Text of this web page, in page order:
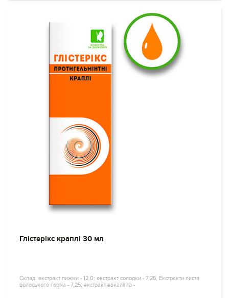
Глістерікс краплі 30 мл
Склад: екстракт пижми - 12,0; екстракт солодки - 7,25, Екстракти листя
волоського горіха - 7,25; екстракт евкаліпта -